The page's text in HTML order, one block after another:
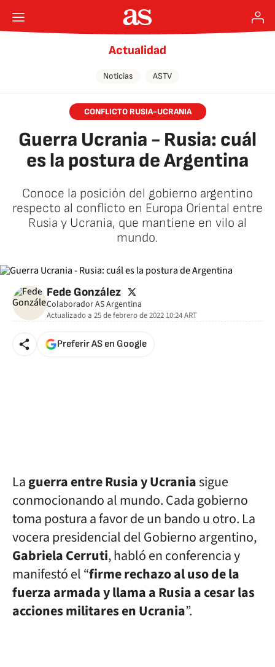
Actualidad
Noticias ASTV
CONFLICTO RUSIA-UCRANIA
Guerra Ucrania - Rusia: cuál
es la postura de Argentina
Conoce la posición del gobierno argentino
respecto al conflicto en Europa Oriental entre
Rusia y Ucrania, que mantiene en vilo al
mundo.
Fede González twitter
Colaborador AS Argentina
Actualizado a 25 de febrero de 2022 10:24ART
Preferir AS en Google
Laguerra entre Rusia y Ucraniasigue
conmocionando al mundo. Cada gobierno
toma postura a favor de un bando u otro. La
vocera presidencial del Gobierno argentino,
Gabriela Cerruti, habló en conferencia y
manifestó el “firme rechazo al uso de la
fuerza armada y llama a Rusia a cesar las
acciones militares en Ucrania”.